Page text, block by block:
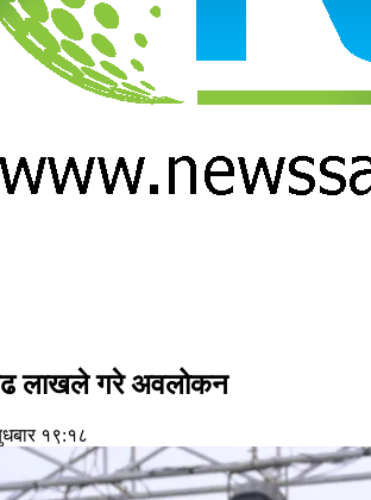
डेढ लाखले गरे अवलोकन
१९:१८